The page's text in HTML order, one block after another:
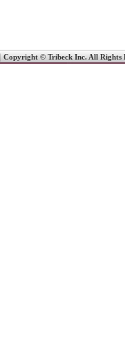
Copyright © Tribeck Inc. All Rights